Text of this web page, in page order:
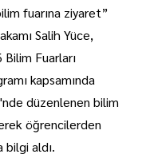
fuarına ziyaret”
Salih Yüce,
Bilim Fuarları
kapsamında
düzenlenen bilim
öğrencilerden
bilgi aldı.